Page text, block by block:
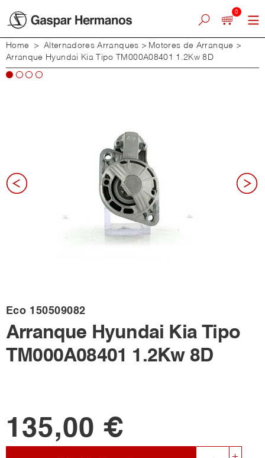
0
Home > Alternadores Arranques > Motores de Arranque >
Arranque Hyundai Kia Tipo TM000A08401 1.2Kw 8D
Eco 150509082
Arranque Hyundai Kia Tipo
TM000A08401 1.2Kw 8D
135,00 €